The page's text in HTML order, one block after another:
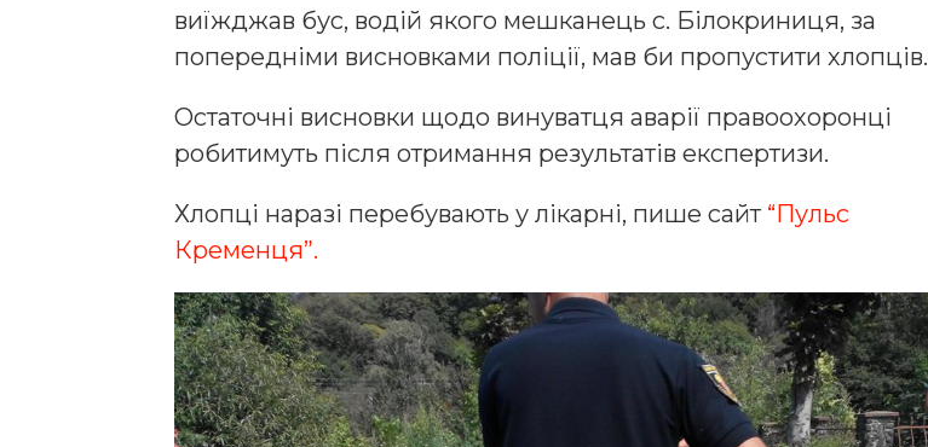
виїжджав бус, водій якого мешканець с. Білокриниця, за
попередніми висновками поліції, мав би пропустити хлопців.
Остаточні висновки щодо винуватця аварії правоохоронці
робитимуть після отримання результатів експертизи.
Хлопці наразі перебувають у лікарні, пише сайт “Пульс
Кременця”.